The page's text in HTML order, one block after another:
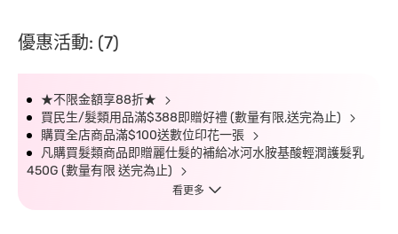
優惠活動: (7)
★不限金額享88折★
買民生/髮類用品滿$388即贈好禮 (數量有限,送完為止)
購買全店商品滿$100送數位印花一張
凡購買髮類商品即贈麗仕髮的補給冰河水胺基酸輕潤護髮乳
450G (數量有限 送完為止)
看更多